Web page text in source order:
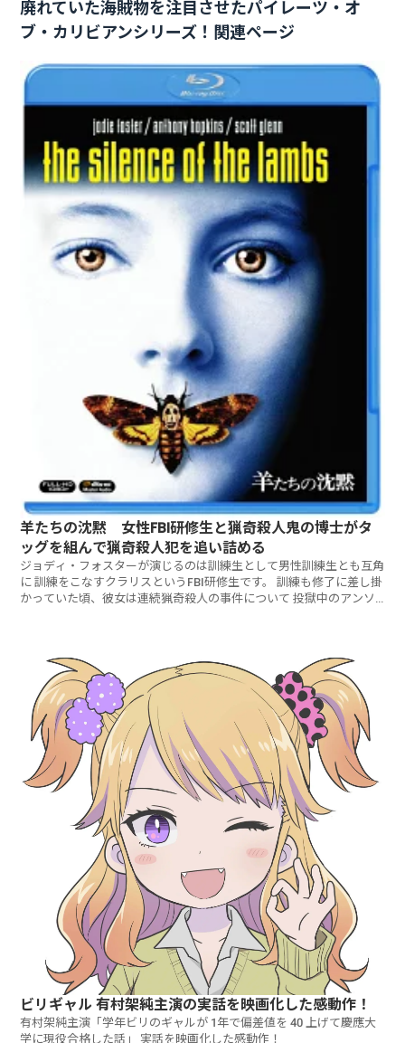
廃れていた海賊物を注目させたパイレーツ・オ
ブ・カリビアンシリーズ！関連ページ
羊たちの沈黙 女性FBI研修生と猟奇殺人鬼の博士がタ
ッグを組んで猟奇殺人犯を追い詰める
ジョディ・フォスターが演じるのは訓練生として男性訓練生とも互角
に 訓練をこなすクラリスというFBI研修生です。 訓練も修了に差し掛
かっていた頃、彼女は連続猟奇殺人の事件について 投獄中のアンソ
博士はクラリスが気に入ってしまい、FBIに捜査協力することを了承
しました。
ビリギャル 有村架純主演の実話を映画化した感動作！
有村架純主演「学年ビリのギャルが 1年で偏差値を 40 上げて慶應大
学に現役合格した話」 実話を映画化した感動作！